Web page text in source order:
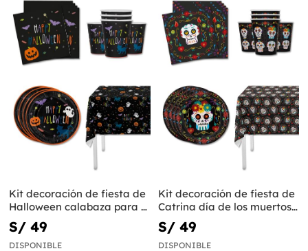
Kit decoración de fiesta de
Halloween calabaza para 8
personas - Happy
Halloween
S/ 49
DISPONIBLE
Kit decoración de fiesta de
Catrina día de los muertos
para 8 personas - Day of
the Dead
S/ 49
DISPONIBLE